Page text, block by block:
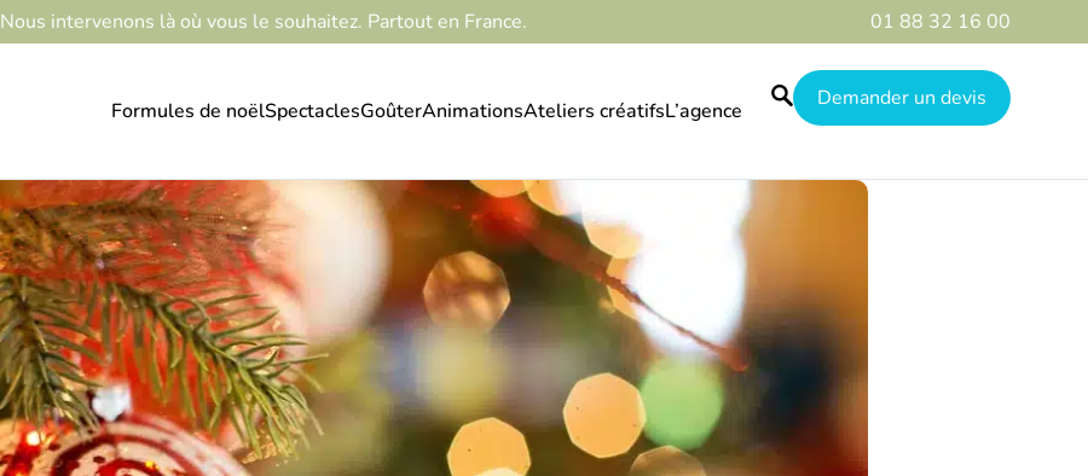
Nous intervenons là où vous le souhaitez. Partout en France. 01 88 32 16 00
Formules de noëlSpectaclesGoûterAnimationsAteliers créatifsL’agence
Nos réalisations
Qui sommes-nous
Galerie
Destinations
Demander un devis